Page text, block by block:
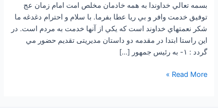
بسمه تعالي خداوندا به همه خادمان مخلص امت امام زمان عج
توفيق خدمت وافر و بي ريا عطا بفرما. با سلام و احترام دغدغه ما
شكر نعمتهاي خداوند است كه يكي از آنها خدمت به مردم است. در
اين راستا ابتدا در مقدمه دو داستان مديريتی تقديم حضور مي
گردد : ۱- به رئيس جمهور […]
از
اتلافها
در
سازمانها
Read More »